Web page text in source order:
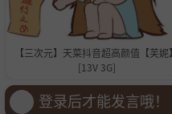
【三次元】天菜抖音超高颜值【芙妮】
[13V 3G]
登录后才能发言哦！